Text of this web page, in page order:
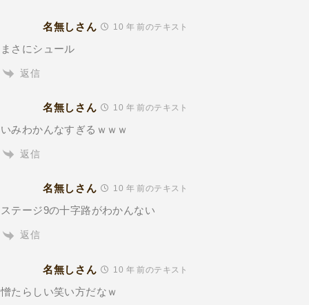
名無しさん 10 年 前のテキスト
まさにシュール
返信
名無しさん 10 年 前のテキスト
いみわかんなすぎるｗｗｗ
返信
名無しさん 10 年 前のテキスト
ステージ9の十字路がわかんない
返信
名無しさん 10 年 前のテキスト
憎たらしい笑い方だなｗ